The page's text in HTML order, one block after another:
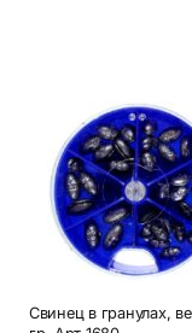
Свинец в гранулах,